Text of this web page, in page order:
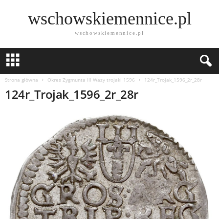
wschowskiemennice.pl
wschowskiemennice.pl
Strona główna Okres Zygmunta lll Wazy trojaki 1596 124r_Trojak_1596_2r_28r
124r_Trojak_1596_2r_28r